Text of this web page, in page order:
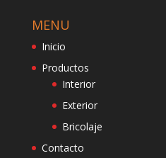
MENU
Inicio
Productos
Interior
Exterior
Bricolaje
Contacto